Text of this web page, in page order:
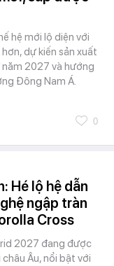
hệ mới lộ diện với
dự kiến sản xuất
2027 và hướng
Đông Nam Á.
0
Hé lộ hệ dẫn
ngập tràn
Cross
2027 đang được
Âu, nổi bật với